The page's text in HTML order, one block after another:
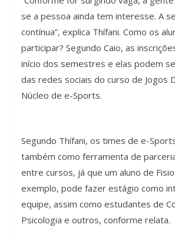
se a pessoa ainda tem interesse. A
contínua”, explica Thífani. Como os
participar? Segundo Caio, as
início dos semestres e elas podem
das redes sociais do curso de Jogos
Núcleo de e-Sports.
Segundo Thífani, os times de e-
também como ferramenta de
entre cursos, já que um aluno de
exemplo, pode fazer estágio como
equipe, assim como estudantes de
Psicologia e outros, conforme relata.